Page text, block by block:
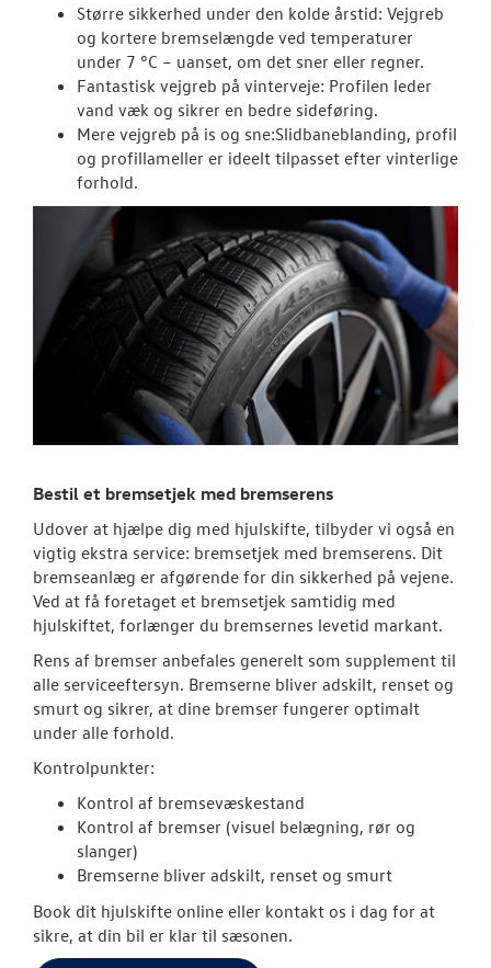
Større sikkerhed under den kolde årstid: Vejgreb
og kortere bremselængde ved temperaturer
under 7 °C – uanset, om det sner eller regner.
Fantastisk vejgreb på vinterveje: Profilen leder
vand væk og sikrer en bedre sideføring.
Mere vejgreb på is og sne:Slidbaneblanding, profil
og profillameller er ideelt tilpasset efter vinterlige
forhold.
Bestil et bremsetjek med bremserens
Udover at hjælpe dig med hjulskifte, tilbyder vi også en
vigtig ekstra service: bremsetjek med bremserens. Dit
bremseanlæg er afgørende for din sikkerhed på vejene.
Ved at få foretaget et bremsetjek samtidig med
hjulskiftet, forlænger du bremsernes levetid markant.
Rens af bremser anbefales generelt som supplement til
alle serviceeftersyn. Bremserne bliver adskilt, renset og
smurt og sikrer, at dine bremser fungerer optimalt
under alle forhold.
Kontrolpunkter:
Kontrol af bremsevæskestand
Kontrol af bremser (visuel belægning, rør og
slanger)
Bremserne bliver adskilt, renset og smurt
Book dit hjulskifte online eller kontakt os i dag for at
sikre, at din bil er klar til sæsonen.